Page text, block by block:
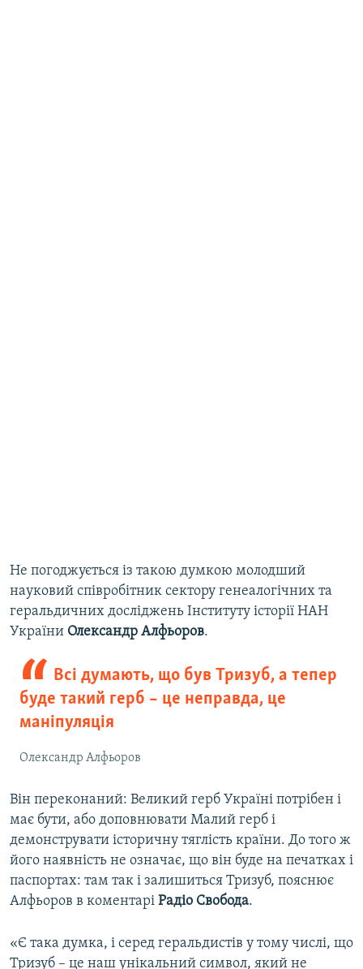
Не погоджується із такою думкою молодший
науковий співробітник сектору генеалогічних та
геральдичних досліджень Інституту історії НАН
України Олександр Алфьоров.
Всі думають, що був Тризуб, а тепер
буде такий герб – це неправда, це
маніпуляція
Олександр Алфьоров
Він переконаний: Великий герб Україні потрібен і
має бути, або доповнювати Малий герб і
демонструвати історичну тяглість країни. До того ж
його наявність не означає, що він буде на печатках і
паспортах: там так і залишиться Тризуб, пояснює
Алфьоров в коментарі Радіо Свобода.
«Є така думка, і серед геральдистів у тому числі, що
Тризуб – це наш унікальний символ, який не